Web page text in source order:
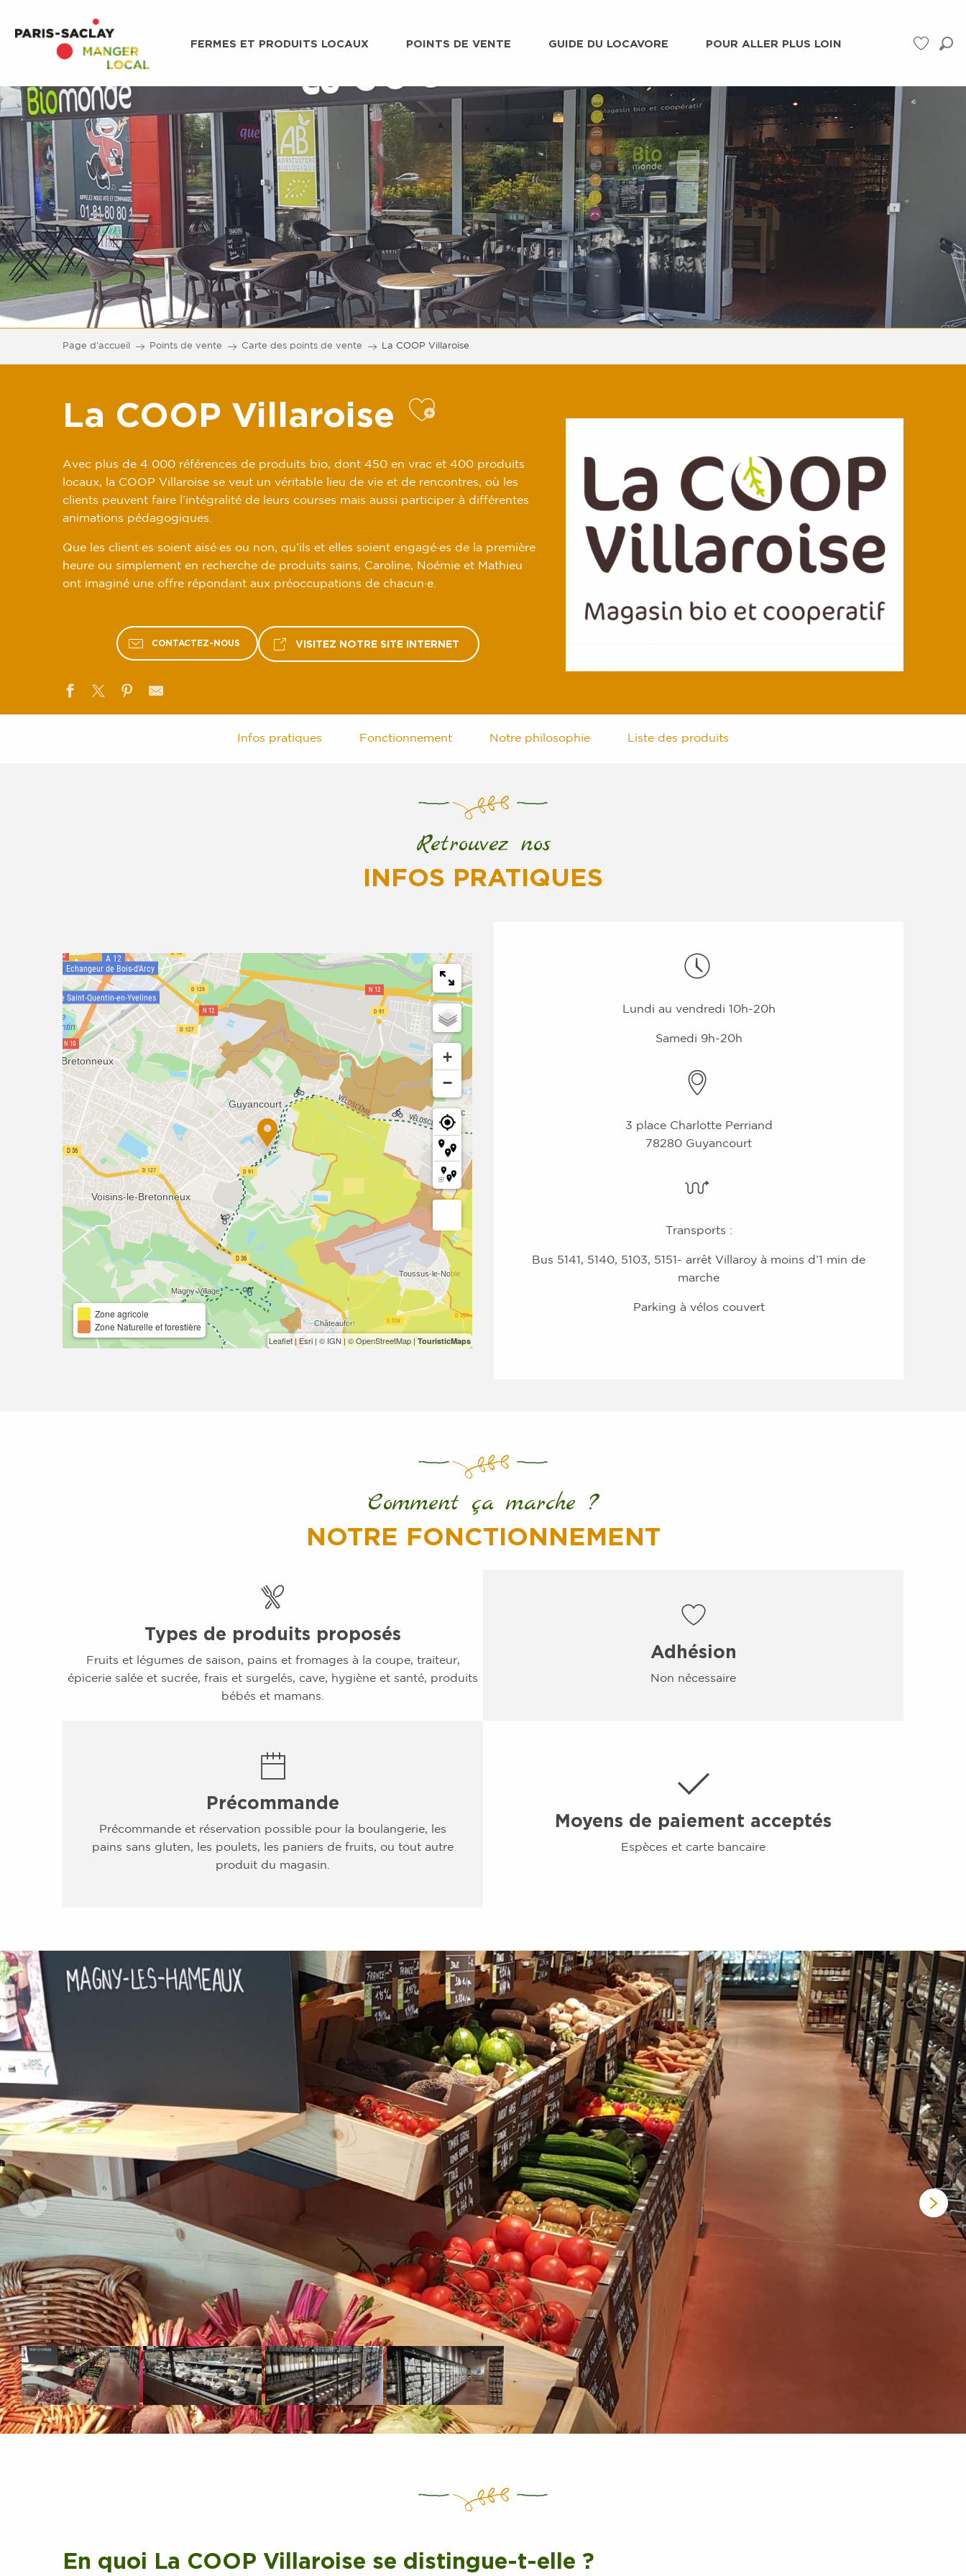
FERMES ET PRODUITS LOCAUX POINTS DE VENTE GUIDE DU LOCAVORE POUR ALLER PLUS LOIN
Page d’accueil Points de vente Carte des points de vente La COOP Villaroise
La COOP Villaroise
Avec plus de 4 000 références de produits bio, dont 450 en vrac et 400 produits
locaux, la COOP Villaroise se veut un véritable lieu de vie et de rencontres, où les
clients peuvent faire l’intégralité de leurs courses mais aussi participer à différentes
animations pédagogiques.
Que les client·es soient aisé·es ou non, qu’ils et elles soient engagé·es de la première
heure ou simplement en recherche de produits sains, Caroline, Noémie et Mathieu
ont imaginé une offre répondant aux préoccupations de chacun·e.
CONTACTEZ-NOUS VISITEZ NOTRE SITE INTERNET
Infos pratiques Fonctionnement Notre philosophie Liste des produits
Retrouvez nos
INFOS PRATIQUES
+
−
Zone agricole
Zone Naturelle et forestière
Leaflet|Esri | © IGN|© OpenStreetMap | TouristicMaps
Lundi au vendredi 10h-20h
Samedi 9h-20h
3 place Charlotte Perriand
78280 Guyancourt
Transports :
Bus 5141, 5140, 5103, 5151- arrêt Villaroy à moins d’1 min de
marche
Parking à vélos couvert
Comment ça marche ?
NOTRE FONCTIONNEMENT
Types de produits proposés
Fruits et légumes de saison, pains et fromages à la coupe, traiteur,
épicerie salée et sucrée, frais et surgelés, cave, hygiène et santé, produits
bébés et mamans.
Adhésion
Non nécessaire
Précommande
Précommande et réservation possible pour la boulangerie, les
pains sans gluten, les poulets, les paniers de fruits, ou tout autre
produit du magasin.
Moyens de paiement acceptés
Espèces et carte bancaire
En quoi La COOP Villaroise se distingue-t-elle ?